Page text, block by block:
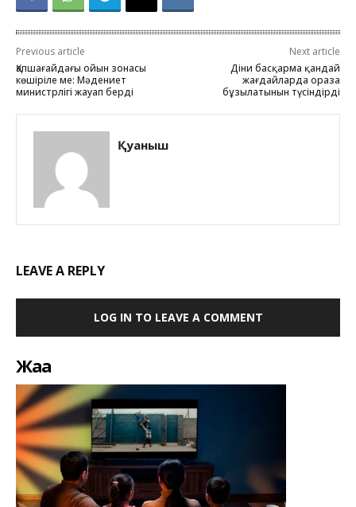
Previous article
Қапшағайдағы ойын зонасы
көшіріле ме: Мәдениет
министрлігі жауап берді
Next article
Діни басқарма қандай
жағдайларда ораза
бұзылатынын түсіндірді
Қуаныш
LEAVE A REPLY
LOG IN TO LEAVE A COMMENT
Жаңа